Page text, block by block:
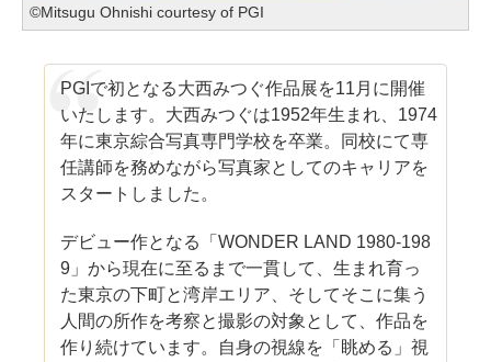
©Mitsugu Ohnishi courtesy of PGI
PGIで初となる大西みつぐ作品展を11月に開催
いたします。大西みつぐは1952年生まれ、1974
年に東京綜合写真専門学校を卒業。同校にて専
任講師を務めながら写真家としてのキャリアを
スタートしました。
デビュー作となる「WONDER LAND 1980-198
9」から現在に至るまで一貫して、生まれ育っ
た東京の下町と湾岸エリア、そしてそこに集う
人間の所作を考察と撮影の対象として、作品を
作り続けています。自身の視線を「眺める」視